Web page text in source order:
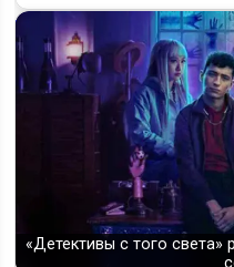
«Детективы с того